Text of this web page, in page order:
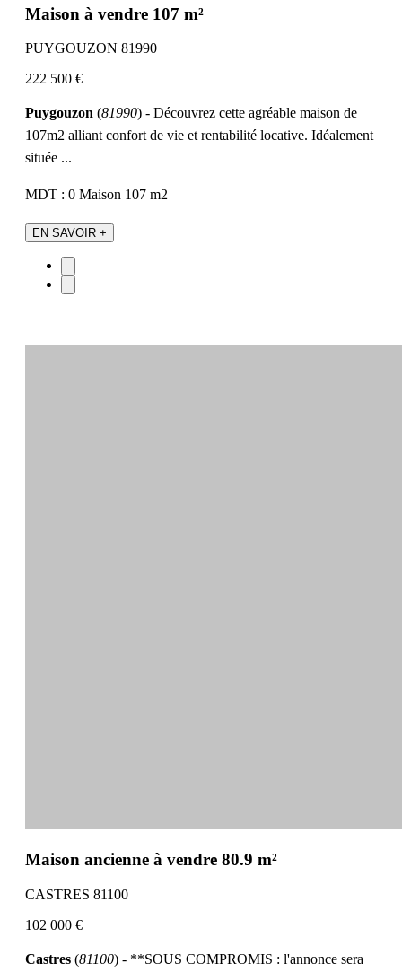
Maison à vendre 107 m²
PUYGOUZON 81990
222 500 €
Puygouzon (81990) - Découvrez cette agréable maison de
107m2 alliant confort de vie et rentabilité locative. Idéalement
située ...
MDT : 0 Maison 107 m2
EN SAVOIR +
Maison ancienne à vendre 80.9 m²
CASTRES 81100
102 000 €
Castres (81100) - **SOUS COMPROMIS : l'annonce sera